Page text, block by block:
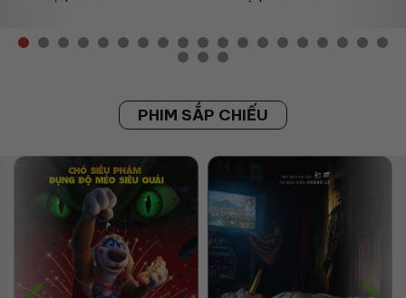
PHIM SẮP CHIẾU